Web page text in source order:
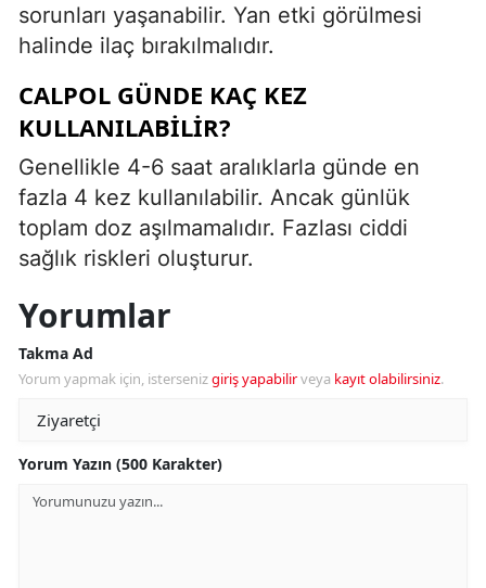
sorunları yaşanabilir. Yan etki görülmesi
halinde ilaç bırakılmalıdır.
CALPOL GÜNDE KAÇ KEZ
KULLANILABILIR?
Genellikle 4-6 saat aralıklarla günde en
fazla 4 kez kullanılabilir. Ancak günlük
toplam doz aşılmamalıdır. Fazlası ciddi
sağlık riskleri oluşturur.
Yorumlar
Takma Ad
Yorum yapmak için, istersenizgiriş yapabilirveya kayıt olabilirsiniz.
Yorum Yazın (500 Karakter)